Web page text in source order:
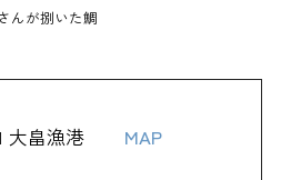
んが捌いた鯛
大畠漁港
MAP